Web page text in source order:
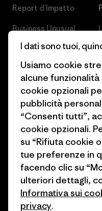
Report d’Impatto
Business Unusual
Obiettivi climatici
1% For The Planet
Come finanziamo
Buoni regalo
Trova un negozio
© 2026 Patagonia, Inc. All
I dati sono tuoi,
Usiamo cookie
alcune
cookie opzionali
pubblicità
“Consenti tutti”,
cookie opzionali.
su “Rifiuta cookie
tue preferenze in
facendo clic su
ulteriori dettagli,
Informativa sui
privacy.